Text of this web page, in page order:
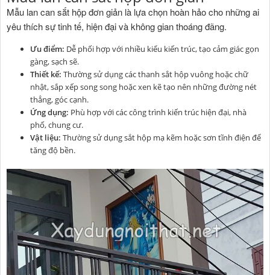
Mẫu lan can sắt hộp đơn giản là lựa chọn hoàn hảo cho những ai
yêu thích sự tinh tế, hiện đại và không gian thoáng đãng.
Ưu điểm: Dễ phối hợp với nhiều kiểu kiến trúc, tạo cảm giác gọn
gàng, sạch sẽ.
Thiết kế: Thường sử dụng các thanh sắt hộp vuông hoặc chữ
nhật, sắp xếp song song hoặc xen kẽ tạo nên những đường nét
thẳng, góc cạnh.
Ứng dụng: Phù hợp với các công trình kiến trúc hiện đại, nhà
phố, chung cư.
Vật liệu: Thường sử dụng sắt hộp mạ kẽm hoặc sơn tĩnh điện để
tăng độ bền.